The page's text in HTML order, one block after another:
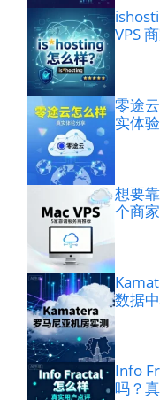
VPS
零途
实体
想要
个商
数据
Info
吗？